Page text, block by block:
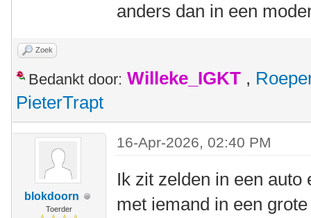
anders dan in een
Zoek
Bedankt door: Willeke_IGKT ,
PieterTrapt
blokdoorn
Toerder
16-Apr-2026, 02:40 PM
Ik zit zelden in een
met iemand in een